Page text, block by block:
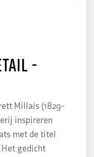
-
Millais (1829-
inspireren
met de titel
Het gedicht